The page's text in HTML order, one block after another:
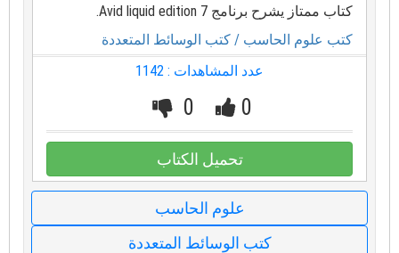
كتاب ممتاز يشرح برنامج Avid liquid edition 7.
كتب علوم الحاسب / كتب الوسائط المتعددة
عدد المشاهدات : 1142
0
0
تحميل الكتاب
علوم الحاسب
كتب الوسائط المتعددة